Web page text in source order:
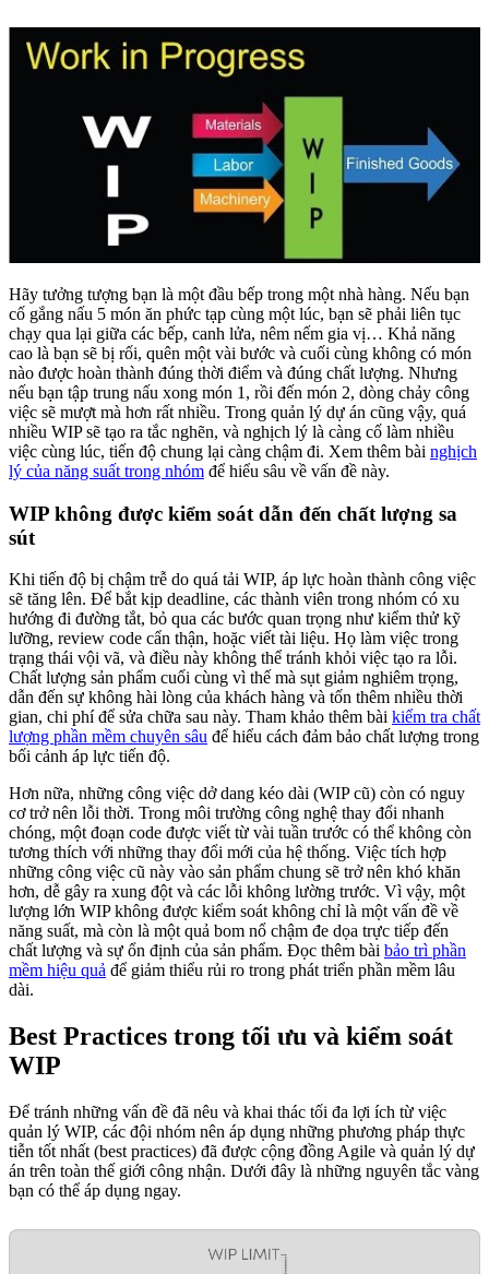
Hãy tưởng tượng bạn là một đầu bếp trong một nhà hàng. Nếu bạn
cố gắng nấu 5 món ăn phức tạp cùng một lúc, bạn sẽ phải liên tục
chạy qua lại giữa các bếp, canh lửa, nêm nếm gia vị… Khả năng
cao là bạn sẽ bị rối, quên một vài bước và cuối cùng không có món
nào được hoàn thành đúng thời điểm và đúng chất lượng. Nhưng
nếu bạn tập trung nấu xong món 1, rồi đến món 2, dòng chảy công
việc sẽ mượt mà hơn rất nhiều. Trong quản lý dự án cũng vậy, quá
nhiều WIP sẽ tạo ra tắc nghẽn, và nghịch lý là càng cố làm nhiều
việc cùng lúc, tiến độ chung lại càng chậm đi. Xem thêm bài nghịch
lý của năng suất trong nhóm để hiểu sâu về vấn đề này.
WIP không được kiểm soát dẫn đến chất lượng sa
sút
Khi tiến độ bị chậm trễ do quá tải WIP, áp lực hoàn thành công việc
sẽ tăng lên. Để bắt kịp deadline, các thành viên trong nhóm có xu
hướng đi đường tắt, bỏ qua các bước quan trọng như kiểm thử kỹ
lưỡng, review code cẩn thận, hoặc viết tài liệu. Họ làm việc trong
trạng thái vội vã, và điều này không thể tránh khỏi việc tạo ra lỗi.
Chất lượng sản phẩm cuối cùng vì thế mà sụt giảm nghiêm trọng,
dẫn đến sự không hài lòng của khách hàng và tốn thêm nhiều thời
gian, chi phí để sửa chữa sau này. Tham khảo thêm bài kiểm tra chất
lượng phần mềm chuyên sâu để hiểu cách đảm bảo chất lượng trong
bối cảnh áp lực tiến độ.
Hơn nữa, những công việc dở dang kéo dài (WIP cũ) còn có nguy
cơ trở nên lỗi thời. Trong môi trường công nghệ thay đổi nhanh
chóng, một đoạn code được viết từ vài tuần trước có thể không còn
tương thích với những thay đổi mới của hệ thống. Việc tích hợp
những công việc cũ này vào sản phẩm chung sẽ trở nên khó khăn
hơn, dễ gây ra xung đột và các lỗi không lường trước. Vì vậy, một
lượng lớn WIP không được kiểm soát không chỉ là một vấn đề về
năng suất, mà còn là một quả bom nổ chậm đe dọa trực tiếp đến
chất lượng và sự ổn định của sản phẩm. Đọc thêm bài bảo trì phần
mềm hiệu quả để giảm thiểu rủi ro trong phát triển phần mềm lâu
dài.
Best Practices trong tối ưu và kiểm soát
WIP
Để tránh những vấn đề đã nêu và khai thác tối đa lợi ích từ việc
quản lý WIP, các đội nhóm nên áp dụng những phương pháp thực
tiễn tốt nhất (best practices) đã được cộng đồng Agile và quản lý dự
án trên toàn thế giới công nhận. Dưới đây là những nguyên tắc vàng
bạn có thể áp dụng ngay.